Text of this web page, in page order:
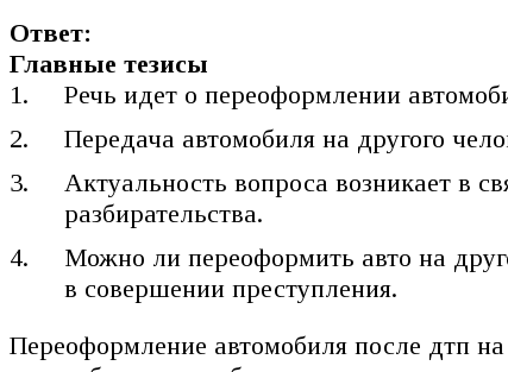
Ответ:
Главные тезисы
Речь идет о переоформлении
Передача автомобиля на другого
Актуальность вопроса возникает в
разбирательства.
Можно ли переоформить авто на
в совершении преступления.
Переоформление автомобиля после дтп